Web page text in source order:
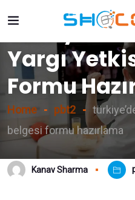
Türkiye’de
Yargı
Formu
Home pbt2
belgesi formu hazırlama
Kanav Sharma